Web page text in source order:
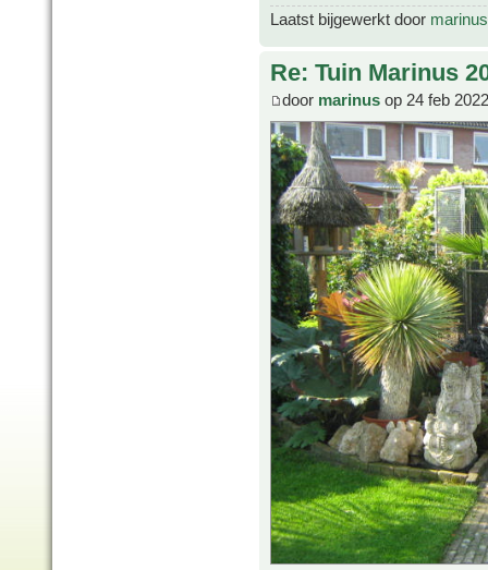
Laatst bijgewerkt door marinus
Re: Tuin Marinus
door marinus op 24 feb